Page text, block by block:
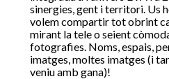
sinergies, gent i territori. Us
volem compartir tot obrint
mirant la tele o seient
fotografies. Noms, espais,
imatges, moltes imatges (i
veniu amb gana)!